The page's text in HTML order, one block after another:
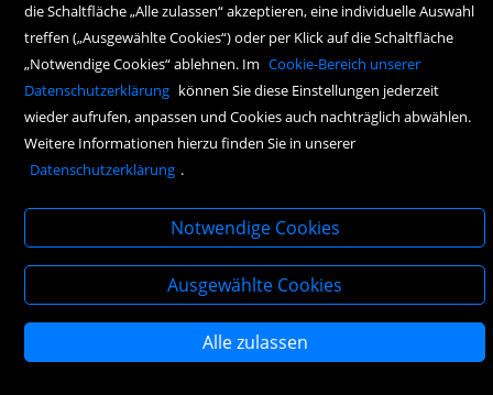
Copyright Icons: Fahrradicon | Socialicon | Zahlungsicon | Serviceicons
die Schaltfläche „Alle zulassen“ akzeptieren, eine individuelle Auswahl
treffen („Ausgewählte Cookies“) oder per Klick auf die Schaltfläche
„Notwendige Cookies“ ablehnen. Im Cookie-Bereich unserer
Datenschutzerklärung können Sie diese Einstellungen jederzeit
wieder aufrufen, anpassen und Cookies auch nachträglich abwählen.
Weitere Informationen hierzu finden Sie in unserer
Datenschutzerklärung .
Notwendige Cookies
Ausgewählte Cookies
Alle zulassen